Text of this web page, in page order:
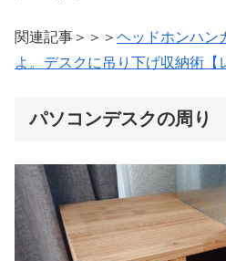
関連記事＞＞＞ ヘッドホンハン
よ。デスクに吊り下げ収納術【
パソコンデスクの周り